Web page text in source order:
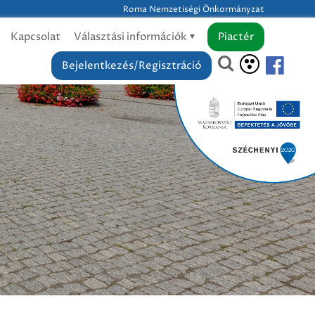
Roma Nemzetiségi Önkormányzat
Kapcsolat Választási információk
Piactér
Bejelentkezés/Regisztráció